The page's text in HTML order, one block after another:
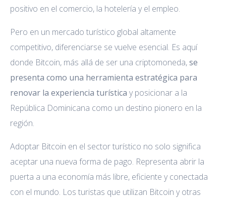
positivo en el comercio, la hotelería y el empleo.
Pero en un mercado turístico global altamente
competitivo, diferenciarse se vuelve esencial. Es aquí
donde Bitcoin, más allá de ser una criptomoneda,se
presenta como una herramienta estratégica para
renovar la experiencia turística y posicionar a la
República Dominicana como un destino pionero en la
región.
Adoptar Bitcoin en el sector turístico no solo significa
aceptar una nueva forma de pago. Representa abrir la
puerta a una economía más libre, eficiente y conectada
con el mundo. Los turistas que utilizan Bitcoin y otras